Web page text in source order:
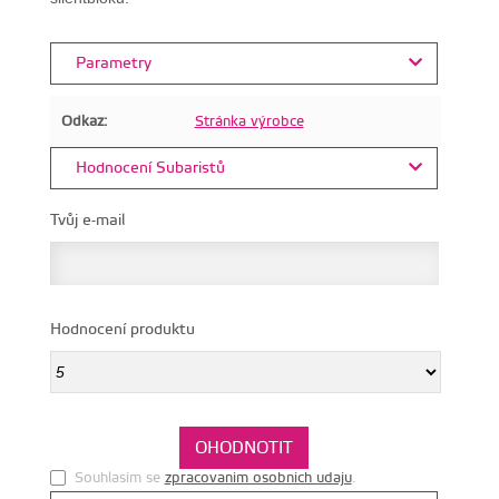
Parametry
Odkaz: Stránka výrobce
Hodnocení Subaristů
Tvůj e-mail
Hodnocení produktu
Souhlasim se zpracovanim osobnich udaju.